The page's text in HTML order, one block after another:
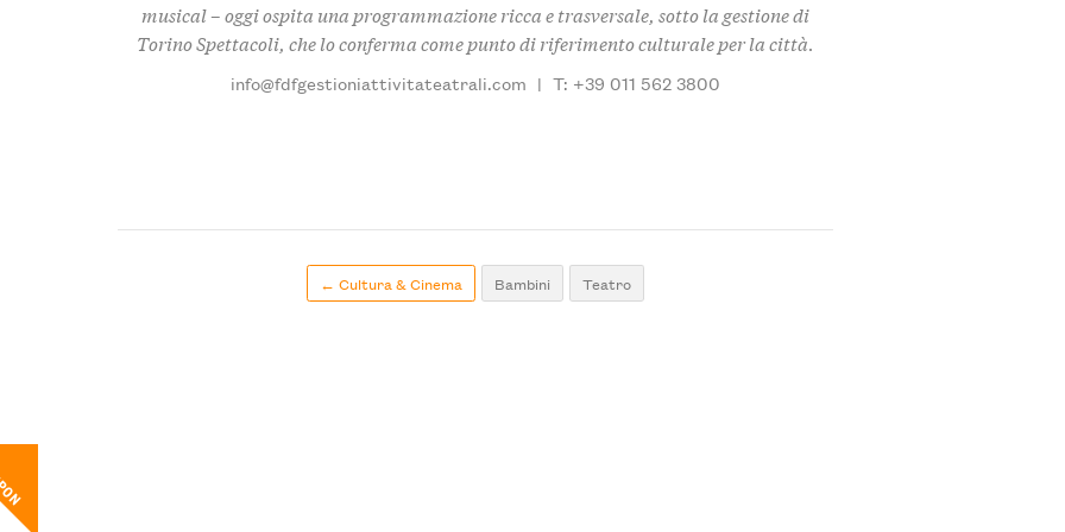
musical – oggi ospita una programmazione ricca e trasversale, sotto la gestione di
Torino Spettacoli, che lo conferma come punto di riferimento culturale per la città.
info@fdfgestioniattivitateatrali.com | T: +39 011 562 3800
← Cultura & Cinema Bambini Teatro